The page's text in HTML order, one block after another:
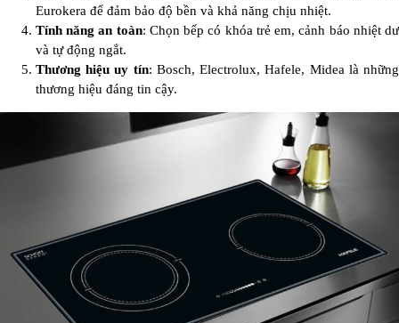
Eurokera để đảm bảo độ bền và khả năng chịu nhiệt.
Tính năng an toàn: Chọn bếp có khóa trẻ em, cảnh báo nhiệt dư
và tự động ngắt.
Thương hiệu uy tín: Bosch, Electrolux, Hafele, Midea là những
thương hiệu đáng tin cậy.